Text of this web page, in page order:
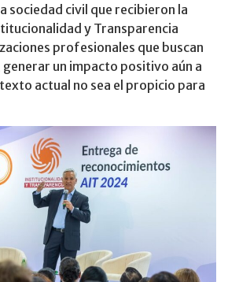
sociedad civil que recibieron la
y Transparencia
profesionales que buscan
un impacto positivo aún a
actual no sea el propicio para